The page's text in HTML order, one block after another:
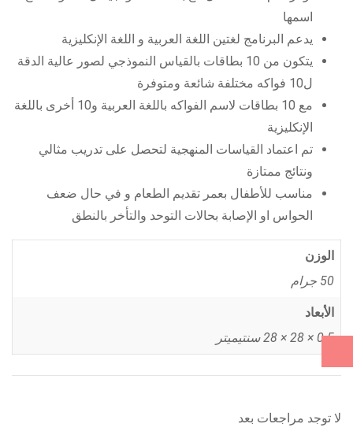
اسمها
يدعم البرنامج لغتين اللغة العربية و اللغة الإنكليزية
يتكون من 10 بطاقات بالقياس النموذجي لصور عالية الدقة
ل10 فواكه مختلفة شائعة ومتوفرة
مع 10 بطاقات لاسم الفواكه باللغة العربية و10 أخرى باللغة
الإنكليزية
تم اعتماد القياسات المنهجية لتحصل على تدريب مثالي
ونتائج ممتازة
مناسب للأطفال بعمر تقديم الطعام و في حال ضعف
الحواس او الإصابة بحالات التوحد والتأخر بالنطق
الوزن
50 جرام
الأبعاد
0.5 × 28 × 28 سنتيميتر
لا توجد مراجعات بعد